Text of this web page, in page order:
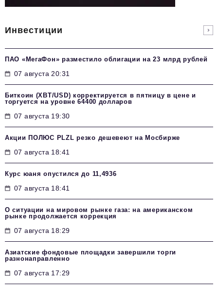
Инвестиции
ПАО «МегаФон» разместило облигации на 23 млрд рублей
07 августа 20:31
Биткоин (XBT/USD) корректируется в пятницу в цене и
торгуется на уровне 64400 долларов
07 августа 19:30
Акции ПОЛЮС PLZL резко дешевеют на Мосбирже
07 августа 18:41
Курс юаня опустился до 11,4936
07 августа 18:41
О ситуации на мировом рынке газа: на американском
рынке продолжается коррекция
07 августа 18:29
Азиатские фондовые площадки завершили торги
разнонаправленно
07 августа 17:29